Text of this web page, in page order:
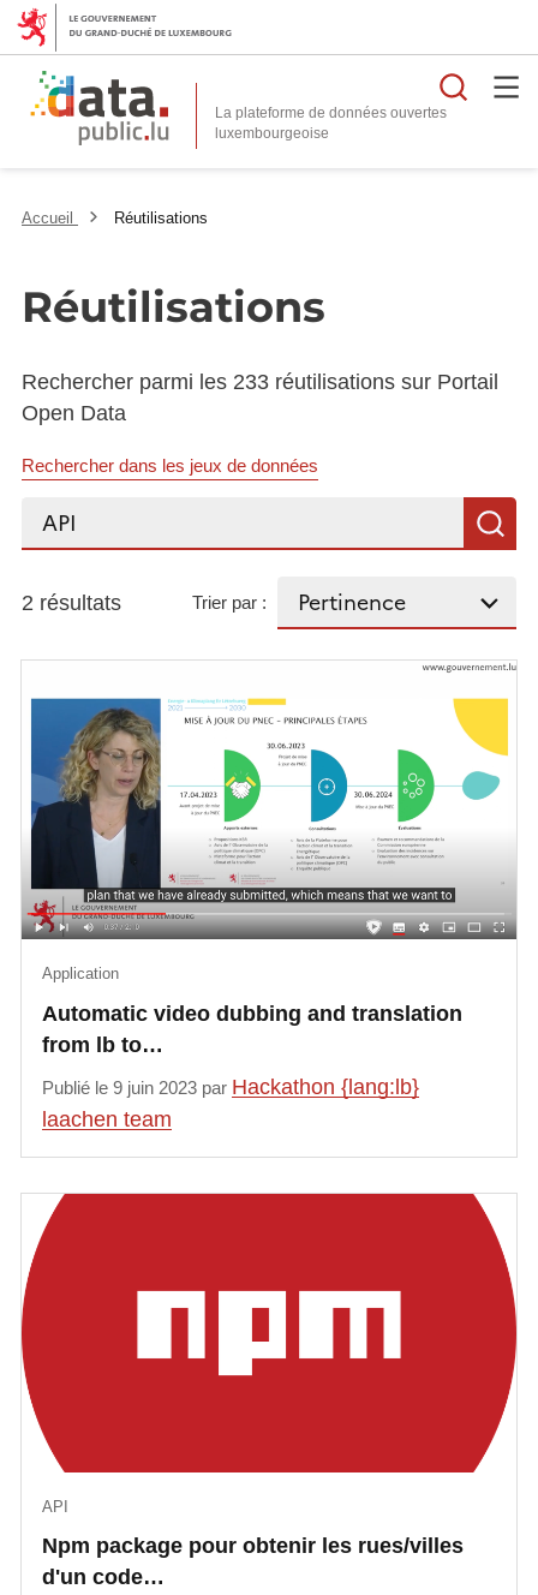
La plateforme de données ouvertes
Accueil Réutilisations
Réutilisations
Rechercher parmi les 233 réutilisations sur Portail
Open Data
Rechercher dans les jeux de données
Rechercher...
2 résultats Trier par :
Automatic video dubbing and translation
from lb to…
Application
Publié le 9 juin 2023 par Hackathon {lang:lb}
laachen team
Npm package pour obtenir les rues/villes
d'un code…
API